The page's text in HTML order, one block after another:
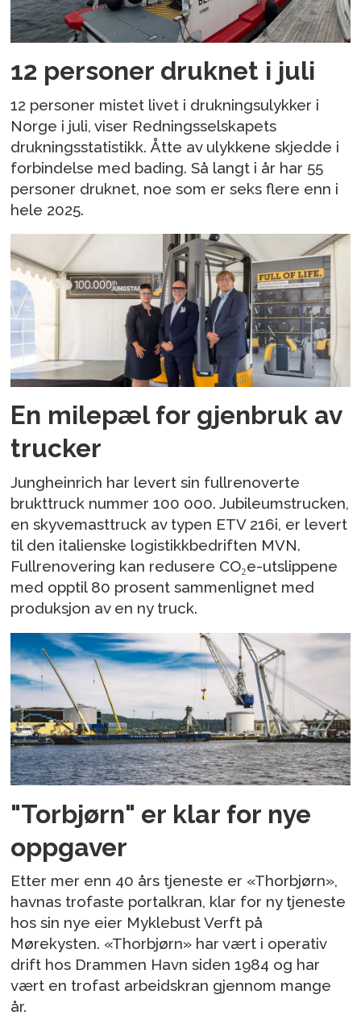
12 personer druknet i juli
12 personer mistet livet i drukningsulykker i
Norge i juli, viser Redningsselskapets
drukningsstatistikk. Åtte av ulykkene skjedde i
forbindelse med bading. Så langt i år har 55
personer druknet, noe som er seks flere enn i
hele 2025.
En milepæl for gjenbruk av
trucker
Jungheinrich har levert sin fullrenoverte
brukttruck nummer 100 000. Jubileumstrucken,
en skyvemasttruck av typen ETV 216i, er levert
til den italienske logistikkbedriften MVN.
Fullrenovering kan redusere CO₂e-utslippene
med opptil 80 prosent sammenlignet med
produksjon av en ny truck.
"Torbjørn" er klar for nye
oppgaver
Etter mer enn 40 års tjeneste er «Thorbjørn»,
havnas trofaste portalkran, klar for ny tjeneste
hos sin nye eier Myklebust Verft på
Mørekysten. «Thorbjørn» har vært i operativ
drift hos Drammen Havn siden 1984 og har
vært en trofast arbeidskran gjennom mange
år.